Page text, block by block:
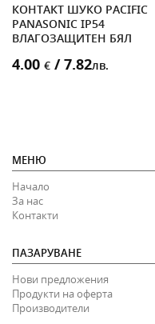
КОНТАКТ ШУКО PACIFIC
PANASONIC IP54
ВЛАГОЗАЩИТЕН БЯЛ
4.00 € / 7.82лв.
МЕНЮ
Начало
За нас
Контакти
ПАЗАРУВАНЕ
Нови предложения
Продукти на оферта
Производители